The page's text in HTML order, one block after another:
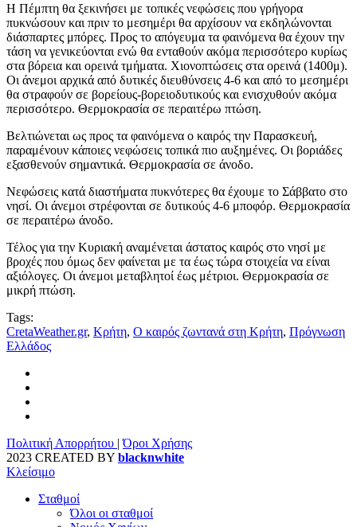
Η Πέμπτη θα ξεκινήσει με τοπικές νεφώσεις που γρήγορα
πυκνώσουν και πριν το μεσημέρι θα αρχίσουν να εκδηλώνονται
διάσπαρτες μπόρες. Προς το απόγευμα τα φαινόμενα θα έχουν την
τάση να γενικεύονται ενώ θα ενταθούν ακόμα περισσότερο κυρίως
στα βόρεια και ορεινά τμήματα. Χιονοπτώσεις στα ορεινά (1400μ).
Οι άνεμοι αρχικά από δυτικές διευθύνσεις 4-6 και από το μεσημέρι
θα στραφούν σε βορείους-βορειοδυτικούς και ενισχυθούν ακόμα
περισσότερο. Θερμοκρασία σε περαιτέρω πτώση.
Βελτιώνεται ως προς τα φαινόμενα ο καιρός την Παρασκευή,
παραμένουν κάποιες νεφώσεις τοπικά πιο αυξημένες. Οι βοριάδες
εξασθενούν σημαντικά. Θερμοκρασία σε άνοδο.
Νεφώσεις κατά διαστήματα πυκνότερες θα έχουμε το Σάββατο στο
νησί. Οι άνεμοι στρέφονται σε δυτικούς 4-6 μποφόρ. Θερμοκρασία
σε περαιτέρω άνοδο.
Τέλος για την Κυριακή αναμένεται άστατος καιρός στο νησί με
βροχές που όμως δεν φαίνεται με τα έως τώρα στοιχεία να είναι
αξιόλογες. Οι άνεμοι μεταβλητοί έως μέτριοι. Θερμοκρασία σε
μικρή πτώση.
Tags:
CretaWeather.gr, Κρήτη, Ο καιρός ζωντανά στη Κρήτη, Πρόγνωση
Ελλάδος
Πολιτική Απορρήτου |Όροι Χρήσης
2023 CREATED BY blacknwhite
Κλείσιμο
Σταθμοί
Όλοι οι σταθμοί